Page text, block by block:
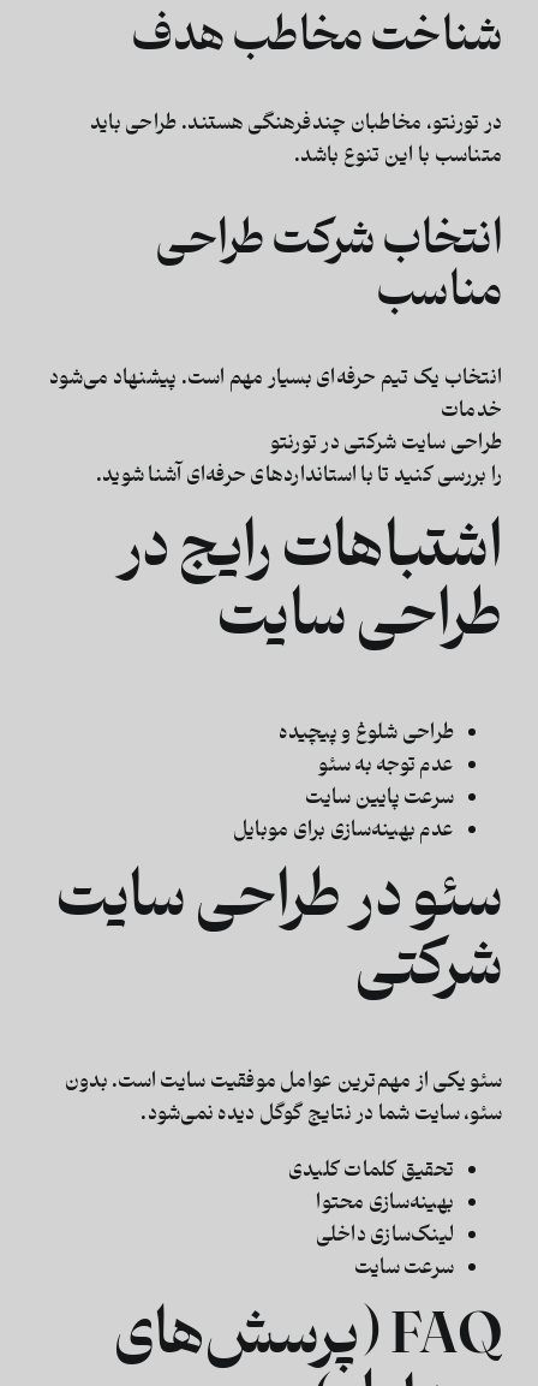
شناخت مخاطب هدف
در تورنتو، مخاطبان چندفرهنگی هستند. طراحی باید
متناسب با این تنوع باشد.
انتخاب شرکت طراحی
مناسب
انتخاب یک تیم حرفه‌ای بسیار مهم است. پیشنهاد می‌شود
خدمات
طراحی سایت شرکتی در تورنتو
را بررسی کنید تا با استانداردهای حرفه‌ای آشنا شوید.
اشتباهات رایج در
طراحی سایت
طراحی شلوغ و پیچیده
عدم توجه به سئو
سرعت پایین سایت
عدم بهینه‌سازی برای موبایل
سئو در طراحی سایت
شرکتی
سئو یکی از مهم‌ترین عوامل موفقیت سایت است. بدون
سئو، سایت شما در نتایج گوگل دیده نمی‌شود.
تحقیق کلمات کلیدی
بهینه‌سازی محتوا
لینک‌سازی داخلی
سرعت سایت
FAQ (پرسش‌های